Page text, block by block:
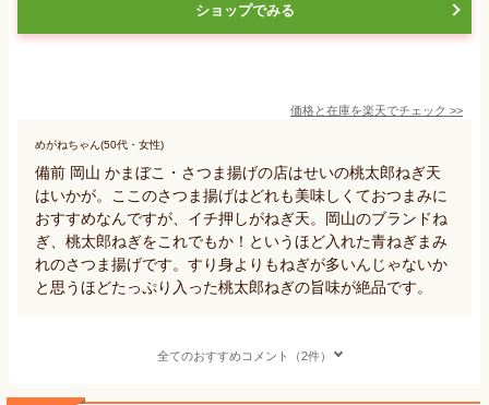
ショップでみる
価格と在庫を楽天でチェック >>
めがねちゃん(50代・女性)
備前 岡山 かまぼこ・さつま揚げの店はせいの桃太郎ねぎ天
はいかが。ここのさつま揚げはどれも美味しくておつまみに
おすすめなんですが、イチ押しがねぎ天。岡山のブランドね
ぎ、桃太郎ねぎをこれでもか！というほど入れた青ねぎまみ
れのさつま揚げです。すり身よりもねぎが多いんじゃないか
と思うほどたっぷり入った桃太郎ねぎの旨味が絶品です。
全てのおすすめコメント（2件）